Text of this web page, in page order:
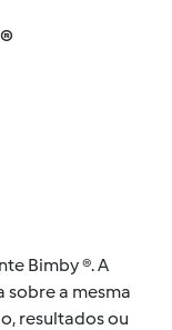
Bimby ®. A
sobre a mesma
resultados ou